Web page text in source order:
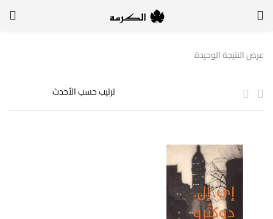
لتسجيل الدخول, أدخل اسم المستخدم وكلمة السر
تذكر بياناتي
عرض النتيجة الوحيدة